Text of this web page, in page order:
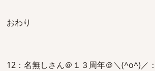
おわり
12：名無しさん＠１３周年＠＼(^o^)／